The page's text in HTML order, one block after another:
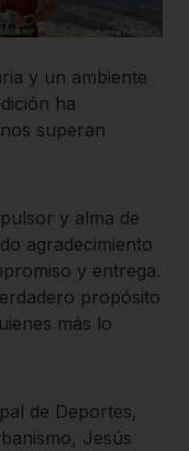
y un ambiente
ha
superan
y alma de
agradecimiento
y entrega.
propósito
más lo
de Deportes,
Jesús